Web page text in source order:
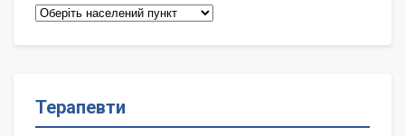
Сімейні
Терапевти